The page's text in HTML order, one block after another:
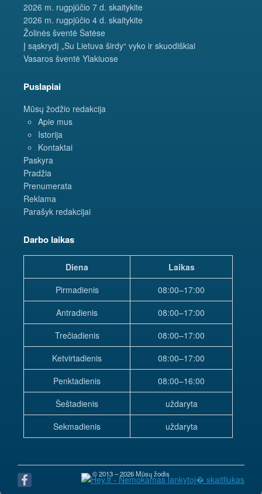
2026 m. rugpjūčio 7 d. skaitykite
2026 m. rugpjūčio 4 d. skaitykite
Žolinės šventė Šatėse
Į sąskrydį „Su Lietuva širdy“ vyko ir skuodiškiai
Vasaros šventė Ylakiuose
Puslapiai
Mūsų žodžio redakcija
Apie mus
Istorija
Kontaktai
Paskyra
Pradžia
Prenumerata
Reklama
Parašyk redakcijai
Darbo laikas
Diena
Laikas
Pirmadienis
08:00–17:00
Antradienis
08:00–17:00
Trečiadienis
08:00–17:00
Ketvirtadienis
08:00–17:00
Penktadienis
08:00–16:00
Šeštadienis
uždaryta
Sekmadienis
uždaryta
© 2013 – 2026 Mūsų žodis